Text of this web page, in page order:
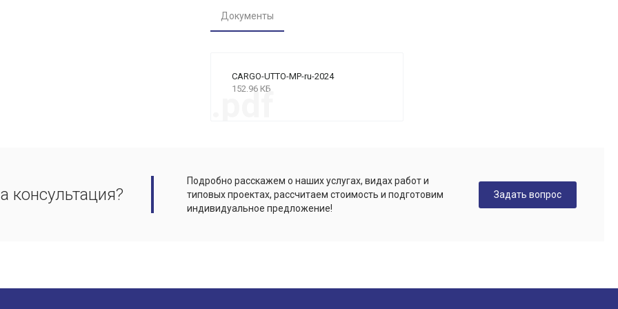
Документы
CARGO-UTTO-MP-ru-2024
152.96 КБ
.pdf
консультация?
Подробно расскажем о наших услугах, видах работ и
типовых проектах, рассчитаем стоимость и подготовим
индивидуальное предложение!
Задать вопрос